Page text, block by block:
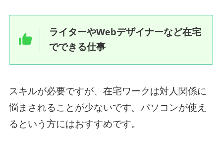
ライターやWebデザイナーなど在宅
でできる仕事
スキルが必要ですが、在宅ワークは対人関係に
悩まされることが少ないです。パソコンが使え
るという方にはおすすめです。